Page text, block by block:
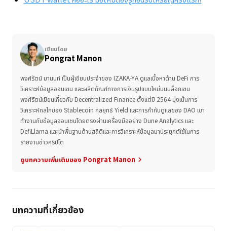
เขียนโดย
Pongrat Manon
พงศ์รัตน์ มานนท์ เป็นผู้เขียนประจำของ IZAKA-YA ดูแลเนื้อหาด้าน DeFi การ
วิเคราะห์ข้อมูลออนเชน และผลิตภัณฑ์ทางการเงินรูปแบบใหม่บนบล็อกเชน
พงศ์รัตน์เขียนเกี่ยวกับ Decentralized Finance ตั้งแต่ปี 2564 มุ่งเน้นการ
วิเคราะห์กลไกของ Stablecoin กลยุทธ์ Yield และการกำกับดูแลของ DAO เขา
ทำงานกับข้อมูลออนเชนโดยตรงผ่านเครื่องมืออย่าง Dune Analytics และ
DefiLlama และนำพื้นฐานด้านสถิติและการวิเคราะห์ข้อมูลมาประยุกต์ใช้ในการ
รายงานข่าวคริปโต
ดูบทความเพิ่มเติมของ Pongrat Manon keyboard_arrow_right
บทความที่เกี่ยวข้อง